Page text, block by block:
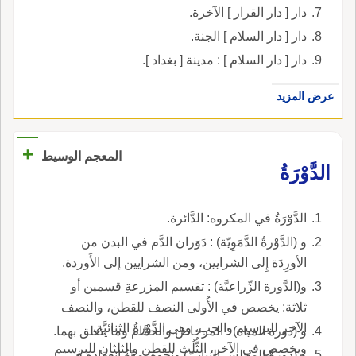
دار [ دار القرار ] الآخرة.
دار [ دار السلام ] الجنة.
دار [ دار السلام ] : مدينة [ بغداد ].
عرض المزيد
المعجم الوسيط
+
الدَّوْرَةُ
الدَّوْرَةُ في المكروه: الدَّائرة.
و (الدَّوْرةُ الدَّمَوِيّة) : دَوَران الدَّم في البدن من
الأورِدَة إِلى الشرايين، ومن الشرايين إلى الأَوردة.
و(الدَّورة الزِّراعيَّة) : تقسيم المزرعةِ قسمين أو
ثلاثة: يخصص في الأُولى النصف للقطن، والنصف
الآخر للبرسيم والحب، وهي الدَّوْرةُ الثنائيَّة،
ويخصص في الآخر، الثُّلُث للقطن والثلثان للبرسيم
و (دورة المياه) : المرحاض والحمَّام وما يتعلق بهما.